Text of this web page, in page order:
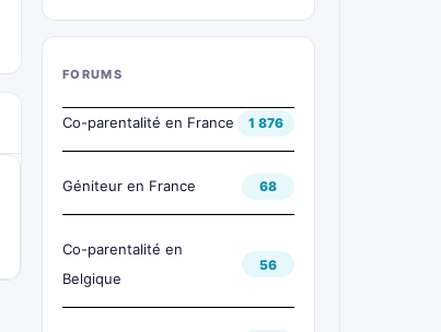
FORUMS
Co-parentalité en France 1 876
Géniteur en France 68
Co-parentalité en
Belgique
56